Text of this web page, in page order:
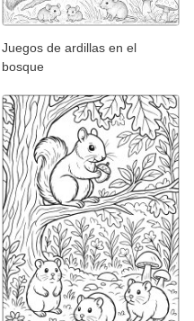
Juegos de ardillas en el
bosque